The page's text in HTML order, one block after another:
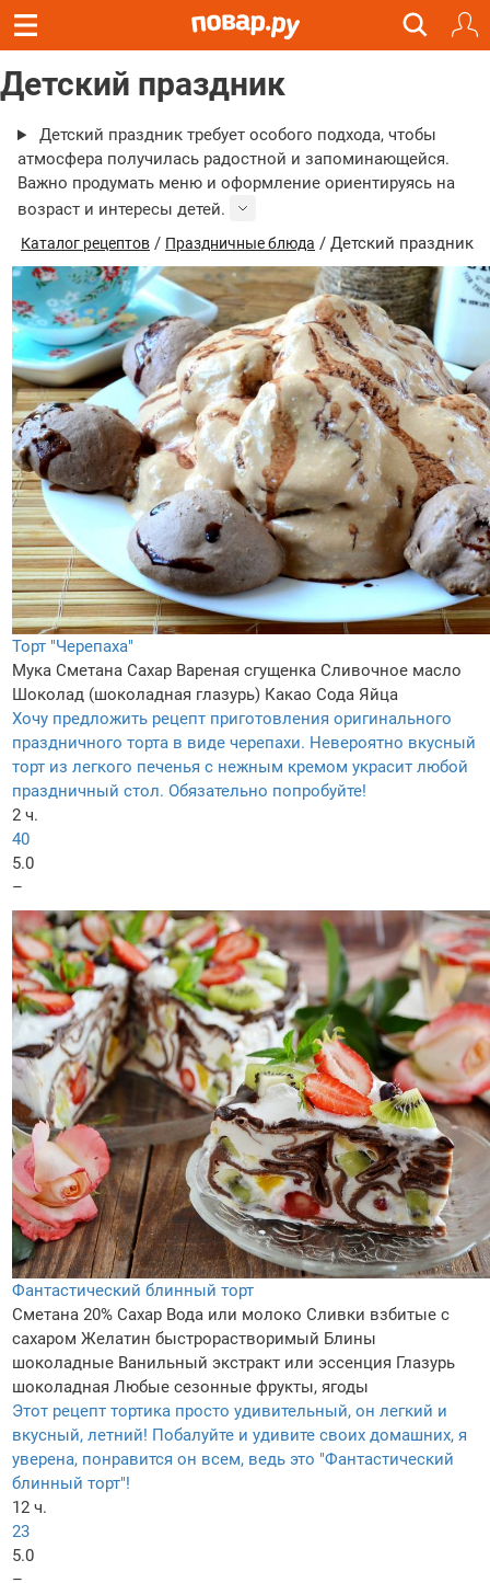
Детский праздник
Детский праздник требует особого подхода, чтобы
атмосфера получилась радостной и запоминающейся.
Важно продумать меню и оформление ориентируясь на
возраст и интересы детей.
Каталог рецептов / Праздничные блюда / Детский праздник
Торт "Черепаха"
Мука Сметана Сахар Вареная сгущенка Сливочное масло
Шоколад (шоколадная глазурь) Какао Сода Яйца
Хочу предложить рецепт приготовления оригинального
праздничного торта в виде черепахи. Невероятно вкусный
торт из легкого печенья с нежным кремом украсит любой
праздничный стол. Обязательно попробуйте!
2 ч.
40
5.0
–
Фантастический блинный торт
Сметана 20% Сахар Вода или молоко Сливки взбитые с
сахаром Желатин быстрорастворимый Блины
шоколадные Ванильный экстракт или эссенция Глазурь
шоколадная Любые сезонные фрукты, ягоды
Этот рецепт тортика просто удивительный, он легкий и
вкусный, летний! Побалуйте и удивите своих домашних, я
уверена, понравится он всем, ведь это "Фантастический
блинный торт"!
12 ч.
23
5.0